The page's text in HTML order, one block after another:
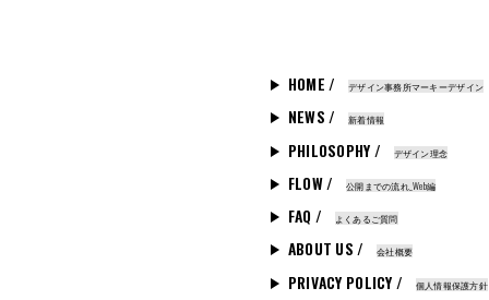
HOME / デザイン事務所マーキーデザイン
NEWS / 新着情報
PHILOSOPHY / デザイン理念
FLOW / 公開までの流れ_Web編
FAQ / よくあるご質問
ABOUT US / 会社概要
PRIVACY POLICY / 個人情報保護方針